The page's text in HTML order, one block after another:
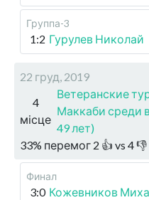
Группа-3
1:2 Гурулев Николай
22 груд, 2019
4
місце
Ветеранские
Маккаби среди
49 лет)
33% перемог 2 👍 vs 4👎
Финал
3:0 Кожевников